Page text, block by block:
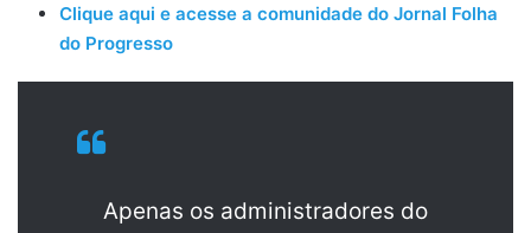
Clique aqui e acesse a comunidade do Jornal Folha
do Progresso
Apenas os administradores do